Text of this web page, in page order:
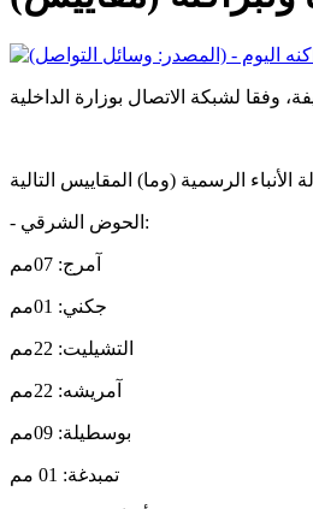
- الحوض الشرقي:
آمرج: 07مم
جكني: 01مم
التشيليت: 22مم
آمريشه: 22مم
بوسطيلة: 09مم
تمبدغة: 01 مم